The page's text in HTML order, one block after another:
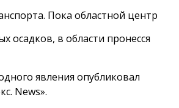
Пока областной центр
осадков, в области пронесся
явления опубликовал
News».